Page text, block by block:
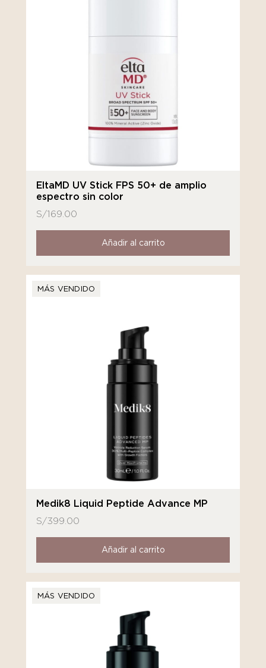
EltaMD UV Stick FPS 50+ de amplio
espectro sin color
S/169.00
Añadir al carrito
MÁS VENDIDO
Medik8 Liquid Peptide Advance MP
S/399.00
Añadir al carrito
MÁS VENDIDO